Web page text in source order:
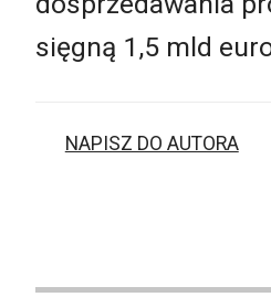
sięgną 1,5 mld
NAPISZ DO AUTORA